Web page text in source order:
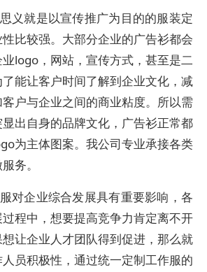
义就是以宣传推广为目的的服装定
比较强。大部分企业的广告衫都会
logo，网站，宣传方式，甚至是二
能让客户时间了解到企业文化，减
户与企业之间的商业粘度。所以需
出自身的品牌文化，广告衫正常都
为主体图案。我公司专业承接各类
务。
对企业综合发展具有重要影响，各
程中，想要提高竞争力肯定离不开
让企业人才团队得到促进，那么就
员积极性，通过统一定制工作服的